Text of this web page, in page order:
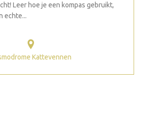
Leer hoe je een kompas gebruikt,
echte...
Kattevennen